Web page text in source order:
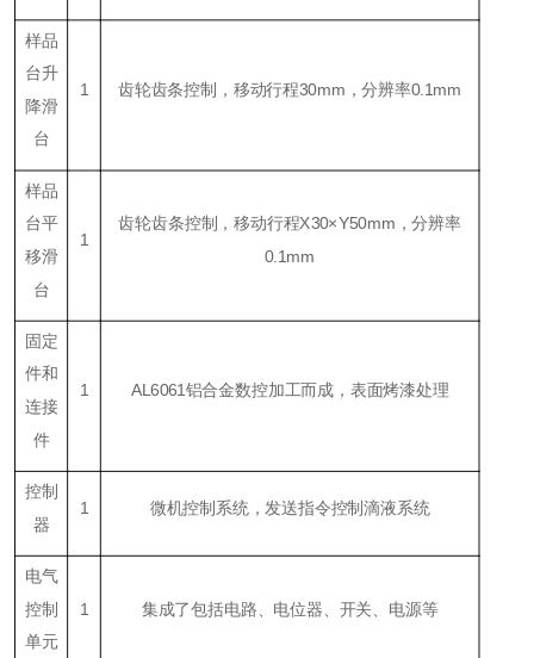
样品
台升
降滑
台
1 齿轮齿条控制，移动行程30mm，分辨率0.1mm
样品
台平
移滑
台
1
齿轮齿条控制，移动行程X30×Y50mm，分辨率
0.1mm
固定
件和
连接
件
1 AL6061铝合金数控加工而成，表面烤漆处理
控制
器
1 微机控制系统，发送指令控制滴液系统
电气
控制
单元
1 集成了包括电路、电位器、开关、电源等